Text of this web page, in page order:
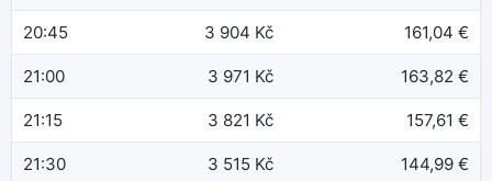
20:45 3 904 Kč 161,04 €
21:00 3 971 Kč 163,82 €
21:15 3 821 Kč 157,61 €
21:30 3 515 Kč 144,99 €